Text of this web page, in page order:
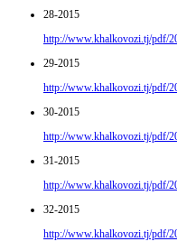
28-2015
http://www.khalkovozi.tj/pdf/
29-2015
http://www.khalkovozi.tj/pdf/
30-2015
http://www.khalkovozi.tj/pdf/
31-2015
http://www.khalkovozi.tj/pdf/
32-2015
http://www.khalkovozi.tj/pdf/